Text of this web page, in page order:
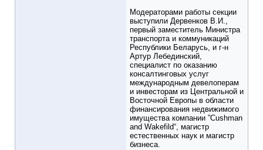
Модераторами работы секции
выступили Дервенков В.И.,
первый заместитель Министра
транспорта и коммуникаций
Республики Беларусь, и г-н
Артур Лебединский,
специалист по оказанию
консалтинговых услуг
международным девелоперам
и инвесторам из Центральной и
Восточной Европы в области
финансирования недвижимого
имущества компании ”Cushman
and Wakefild“, магистр
естественных наук и магистр
бизнеса.